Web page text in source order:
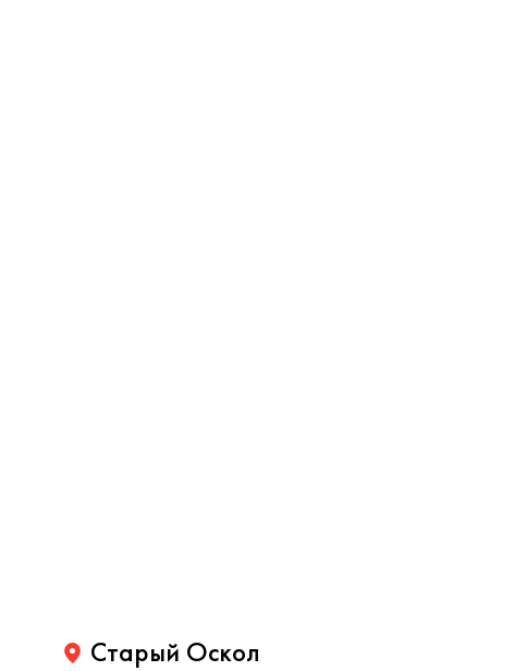
Старый Оскол